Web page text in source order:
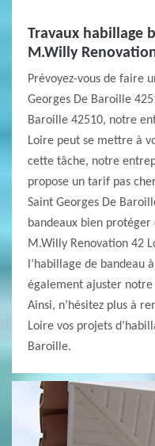
Travaux habillage
M.Willy
Prévoyez-vous de faire
Georges De Baroille
Baroille 42510, notre
Loire peut se mettre à
cette tâche, notre
propose un tarif pas
Saint Georges De
bandeaux bien
M.Willy Renovation 42
l’habillage de bandeau
également ajuster
Ainsi, n’hésitez plus à
Loire vos projets
Baroille.